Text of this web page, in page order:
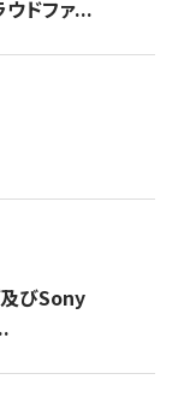
ウドファ...
及びSony